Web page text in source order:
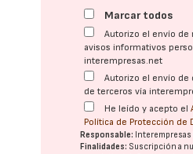
Marcar todos
Autorizo el envío de
avisos informativos
interempresas.net
Autorizo el envío de
de terceros vía
He leído y acepto el
Política de Protección de
Responsable: Interempresas
Finalidades: Suscripción a